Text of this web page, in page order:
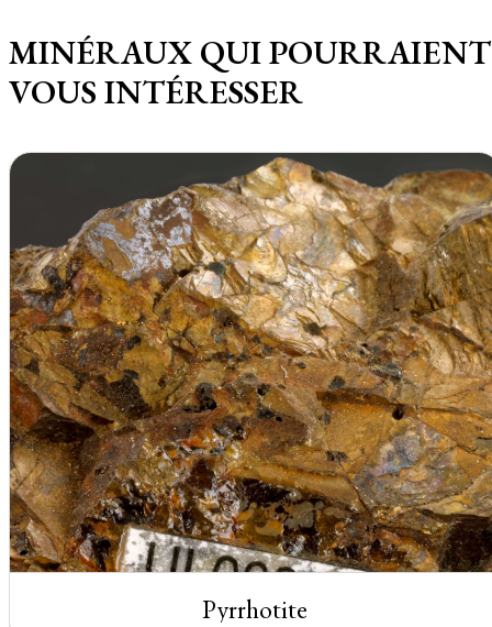
MINÉRAUX QUI POURRAIENT
VOUS INTÉRESSER
Pyrrhotite